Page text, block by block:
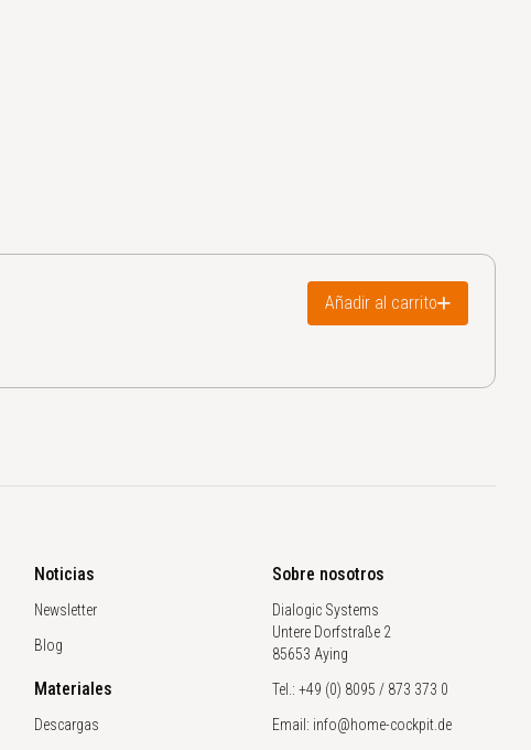
Añadir al carrito
Noticias
Newsletter
Blog
Materiales
Descargas
Sobre nosotros
Dialogic Systems
Untere Dorfstraße 2
85653 Aying
Tel.: +49 (0) 8095 / 873 373 0
Email: info@home-cockpit.de